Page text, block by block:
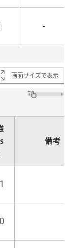
-
画面サイズで表示
備考